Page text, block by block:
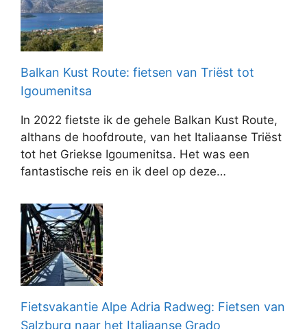
Balkan Kust Route: fietsen van Triëst tot
Igoumenitsa
In 2022 fietste ik de gehele Balkan Kust Route,
althans de hoofdroute, van het Italiaanse Triëst
tot het Griekse Igoumenitsa. Het was een
fantastische reis en ik deel op deze…
Fietsvakantie Alpe Adria Radweg: Fietsen van
Salzburg naar het Italiaanse Grado